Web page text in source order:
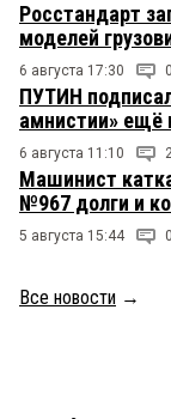
Росстандарт
моделей
6 августа 17:30 0
ПУТИН
амнистии» ещё
6 августа 11:10
Машинист
№967 долги и
5 августа 15:44 0
Все новости →